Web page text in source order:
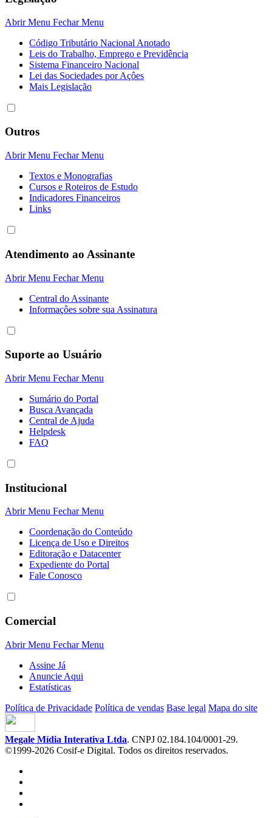
Abrir Menu Fechar Menu
Código Tributário Nacional Anotado
Leis do Trabalho, Emprego e Previdência
Sistema Financeiro Nacional
Lei das Sociedades por Açôes
Mais Legislação
Outros
Abrir Menu Fechar Menu
Textos e Monografias
Cursos e Roteiros de Estudo
Indicadores Financeiros
Links
Atendimento ao Assinante
Abrir Menu Fechar Menu
Central do Assinante
Informaçôes sobre sua Assinatura
Suporte ao Usuário
Abrir Menu Fechar Menu
Sumário do Portal
Busca Avançada
Central de Ajuda
Helpdesk
FAQ
Institucional
Abrir Menu Fechar Menu
Coordenação do Conteúdo
Licença de Uso e Direitos
Editoração e Datacenter
Expediente do Portal
Fale Conosco
Comercial
Abrir Menu Fechar Menu
Assine Já
Anuncie Aqui
Estatísticas
Política de Privacidade Política de vendas Base legal Mapa do site
Megale Mídia Interativa Ltda. CNPJ 02.184.104/0001-29.
©1999-2026 Cosif-e Digital. Todos os direitos reservados.